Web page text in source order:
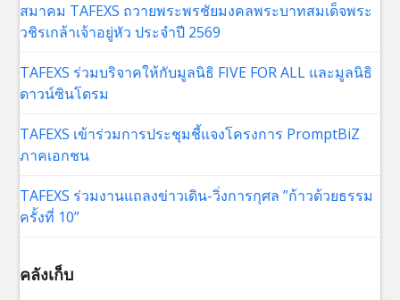
สมาคม TAFEXS ถวายพระพรชัยมงคลพระบาทสมเด็จพระ
วชิรเกล้าเจ้าอยู่หัว ประจำปี 2569
TAFEXS ร่วมบริจาคให้กับมูลนิธิ FIVE FOR ALL และมูลนิธิ
ดาวน์ซินโดรม
TAFEXS เข้าร่วมการประชุมชี้แจงโครงการ PromptBiZ
ภาคเอกชน
TAFEXS ร่วมงานแถลงข่าวเดิน-วิ่งการกุศล ”ก้าวด้วยธรรม
ครั้งที่ 10”
คลังเก็บ